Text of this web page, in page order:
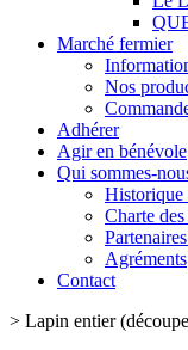
Marché fermier
Nos
Adhérer
Agir en bénévole
Qui sommes-
Historique
Charte
Agréments
Contact
> Lapin entier